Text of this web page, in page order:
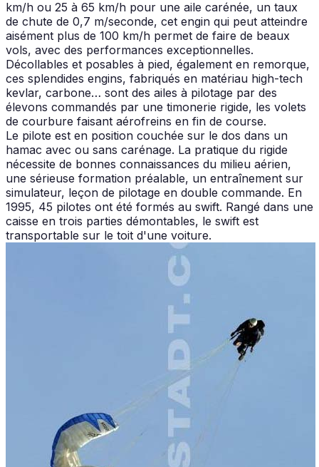
km/h ou 25 à 65 km/h pour une aile carénée, un taux
de chute de 0,7 m/seconde, cet engin qui peut atteindre
aisément plus de 100 km/h permet de faire de beaux
vols, avec des performances exceptionnelles.
Décollables et posables à pied, également en remorque,
ces splendides engins, fabriqués en matériau high-tech
kevlar, carbone… sont des ailes à pilotage par des
élevons commandés par une timonerie rigide, les volets
de courbure faisant aérofreins en fin de course.
Le pilote est en position couchée sur le dos dans un
hamac avec ou sans carénage. La pratique du rigide
nécessite de bonnes connaissances du milieu aérien,
une sérieuse formation préalable, un entraînement sur
simulateur, leçon de pilotage en double commande. En
1995, 45 pilotes ont été formés au swift. Rangé dans une
caisse en trois parties démontables, le swift est
transportable sur le toit d'une voiture.